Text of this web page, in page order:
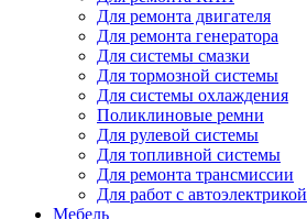
Для ремонта двигателя
Для ремонта генератора
Для системы смазки
Для тормозной системы
Для системы охлаждения
Поликлиновые ремни
Для рулевой системы
Для топливной системы
Для ремонта трансмиссии
Для работ с автоэлектрикой
Мебель